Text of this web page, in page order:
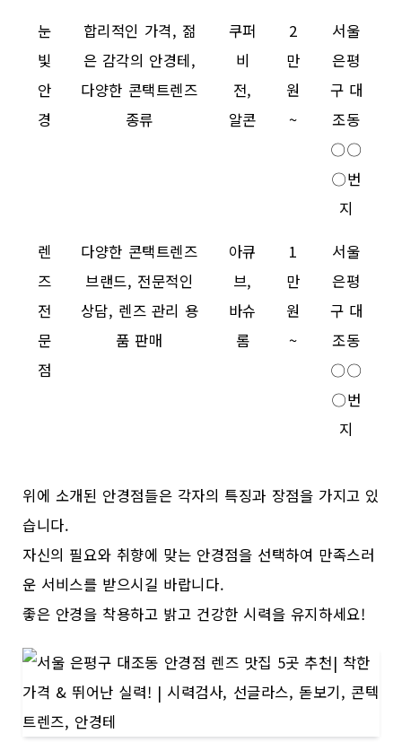
눈
빛
안
경
합리적인 가격, 젊
은 감각의 안경테,
다양한 콘택트렌즈
종류
쿠퍼
비
전,
알콘
2
만
원
~
서울
은평
구 대
조동
〇〇
〇번
지
렌
즈
전
문
점
다양한 콘택트렌즈
브랜드, 전문적인
상담, 렌즈 관리 용
품 판매
아큐
브,
바슈
롬
1
만
원
~
서울
은평
구 대
조동
〇〇
〇번
지
위에 소개된 안경점들은 각자의 특징과 장점을 가지고 있
습니다.
자신의 필요와 취향에 맞는 안경점을 선택하여 만족스러
운 서비스를 받으시길 바랍니다.
좋은 안경을 착용하고 밝고 건강한 시력을 유지하세요!